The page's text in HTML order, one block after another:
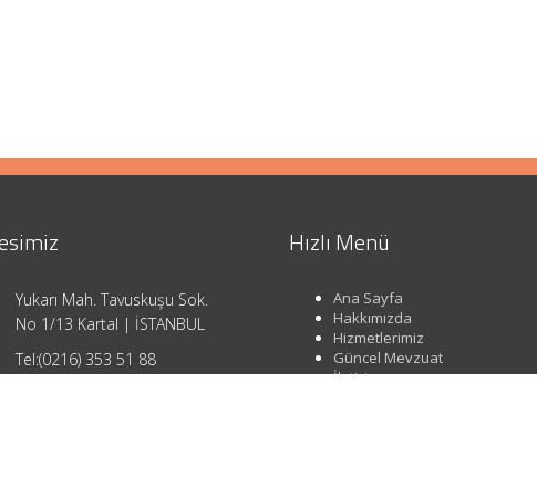
Yukarı Mah. Tavuskuşu Sok.
No 1/13 Kartal | İSTANBUL
Tel:(0216) 353 51 88
Hızlı Menü
Ana Sayfa
Hakkımızda
Hizmetlerimiz
Güncel Mevzuat
İletişim